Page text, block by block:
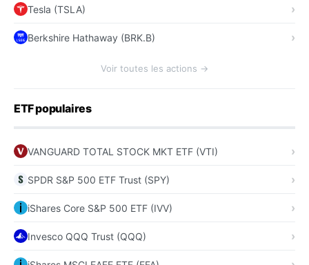
Tesla (TSLA)
Berkshire Hathaway (BRK.B)
Voir toutes les actions →
ETF populaires
VANGUARD TOTAL STOCK MKT ETF (VTI)
SPDR S&P 500 ETF Trust (SPY)
iShares Core S&P 500 ETF (IVV)
Invesco QQQ Trust (QQQ)